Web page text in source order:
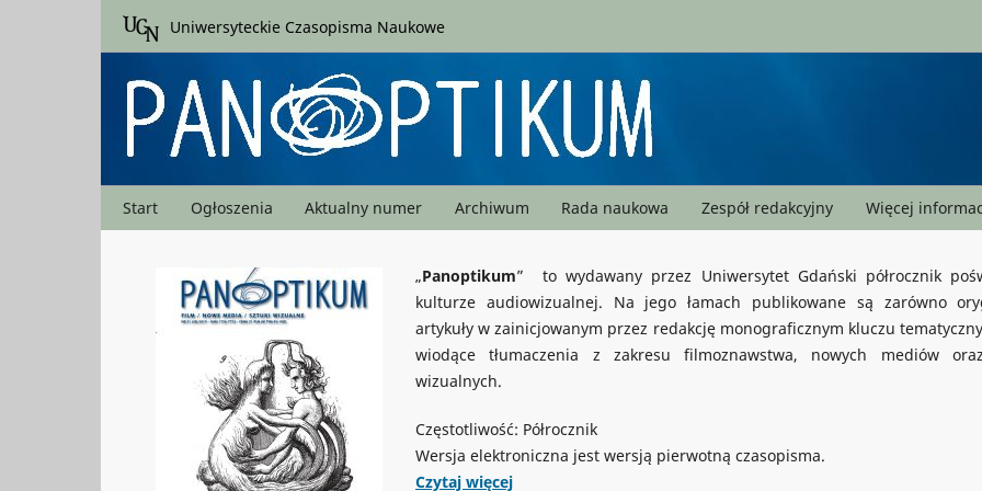
Start Ogłoszenia Aktualny numer Archiwum Rada naukowa Zespół redakcyjny Więcej
Uniwersyteckie Czasopisma Naukowe
„Panoptikum”
to wydawany przez Uniwersytet Gdański półrocznik
kulturze audiowizualnej. Na jego łamach publikowane są zarówno
artykuły w zainicjowanym przez redakcję monograficznym kluczu
wiodące tłumaczenia z zakresu filmoznawstwa, nowych mediów
wizualnych.
Częstotliwość: Półrocznik
Wersja elektroniczna jest wersją pierwotną czasopisma.
Czytaj więcej